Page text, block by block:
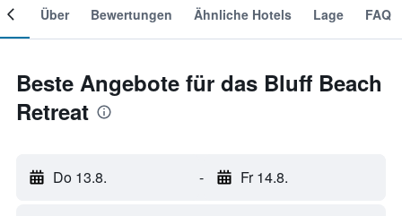
Über Bewertungen Ähnliche Hotels Lage FAQ
Beste Angebote für das Bluff Beach
Retreat
Do 13.8. - Fr 14.8.